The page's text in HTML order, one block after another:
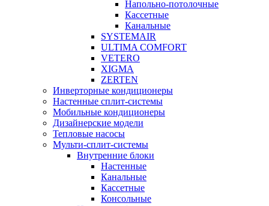
Напольно-потолочные
Кассетные
Канальные
SYSTEMAIR
ULTIMA COMFORT
VETERO
XIGMA
ZERTEN
Инверторные кондиционеры
Настенные сплит-системы
Мобильные кондиционеры
Дизайнерские модели
Тепловые насосы
Мульти-сплит-системы
Внутренние блоки
Настенные
Канальные
Кассетные
Консольные